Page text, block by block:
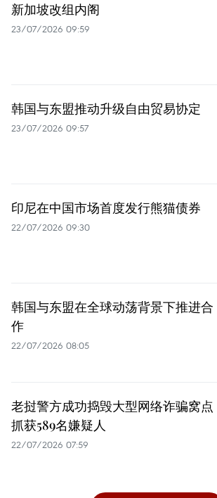
新加坡改组内阁
23/07/2026 09:59
韩国与东盟推动升级自由贸易协定
23/07/2026 09:57
印尼在中国市场首度发行熊猫债券
22/07/2026 09:30
韩国与东盟在全球动荡背景下推进合
作
22/07/2026 08:05
老挝警方成功捣毁大型网络诈骗窝点
抓获589名嫌疑人
22/07/2026 07:59